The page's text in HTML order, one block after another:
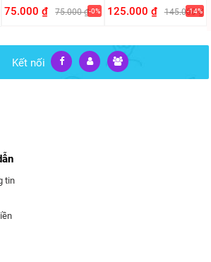
PVC)
75.000 ₫ 75.000 ₫-0% 125.000 ₫ 145.000 ₫
-14%
Kết nối
tin